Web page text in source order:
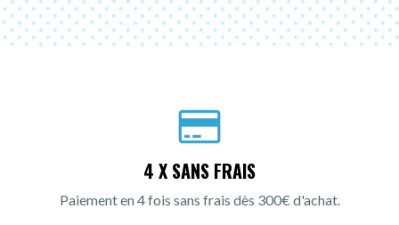
4 X SANS FRAIS
Paiement en 4 fois sans frais dès 300€ d'achat.